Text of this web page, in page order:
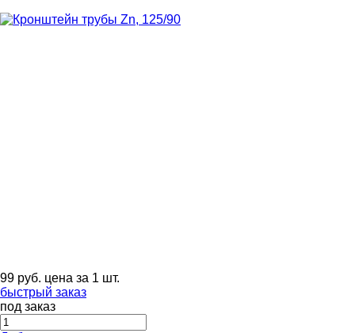
99 руб. цена за 1 шт.
быстрый заказ
под заказ